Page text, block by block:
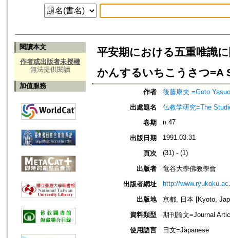
閱讀本文
作者或出版者未授權
無法提供閱讀
加值服務
平安期における五重唯識
かんするいちこうさつ
作者
後藤康夫 =Goto Yasuo
出處題名
仏教学研究=The
卷期
n.47
出版日期 1991.03.31
頁次 (31) - (1)
出版者
竜谷大學佛教學會
出版者網址
http://
出版地
京都, 日本 [Kyoto,
資料類型
期刊論文=Journal
使用語言
日文=Japanese